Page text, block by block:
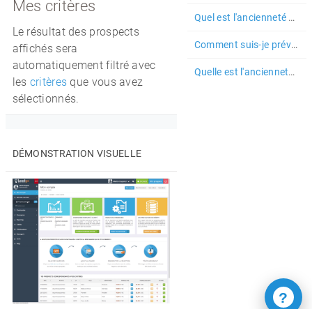
Mes critères
Le résultat des prospects
affichés sera
automatiquement filtré avec
les critères que vous avez
sélectionnés.
DÉMONSTRATION VISUELLE
Quel est l'ancienneté maximum des prospects proposés dans la salle ...
Comment suis-je prévenu de la livraison de prospects sur mes campag...
Quelle est l'ancienneté maximum des prospects livrés sur les comman...
?